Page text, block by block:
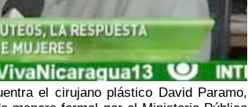
el cirujano plástico David Paramo,